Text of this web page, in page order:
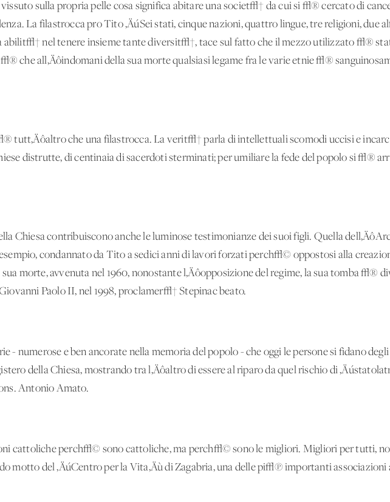
vissuto sulla propria pelle cosa significa abitare una societ√† da cui si √® cercato di
La filastrocca pro Tito ‚ÄúSei stati, cinque nazioni, quattro lingue, tre religioni, due
abilit√† nel tenere insieme tante diversit√†, tace sul fatto che il mezzo utilizzato √®
che all‚Äôindomani della sua morte qualsiasi legame fra le varie etnie √®
tutt‚Äôaltro che una filastrocca. La verit√† parla di intellettuali scomodi uccisi e
distrutte, di centinaia di sacerdoti sterminati; per umiliare la fede del popolo si √®
Chiesa contribuiscono anche le luminose testimonianze dei suoi figli. Quella
condannato da Tito a sedici anni di lavori forzati perch√© oppostosi alla
sua morte, avvenuta nel 1960, nonostante l‚Äôopposizione del regime, la sua tomba √®
Paolo II, nel 1998, proclamer√† Stepinac beato.
- numerose e ben ancorate nella memoria del popolo - che oggi le persone si fidano degli
della Chiesa, mostrando tra l‚Äôaltro di essere al riparo da quel rischio di
Antonio Amato.
cattoliche perch√© sono cattoliche, ma perch√© sono le migliori. Migliori per tutti,
motto del ‚ÄúCentro per la Vita‚Äù di Zagabria, una delle pi√π importanti associazioni